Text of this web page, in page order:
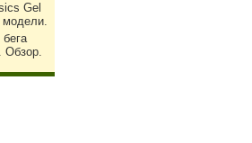
Gel
модели.
Обзор.